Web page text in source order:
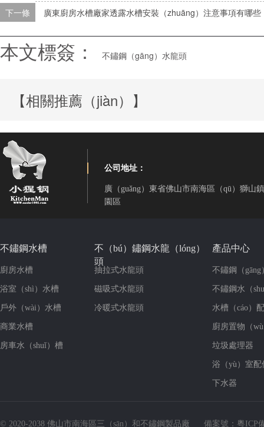
下一條
廣東廚房水槽廠家透露水槽安裝（zhuāng）注意事項有哪些
本文標簽： 不鏽鋼（gāng）水龍頭
【相關推薦（jiàn）】
公司地址：
廣（guǎng）東省佛山市南海區（qū）獅山
園區
不鏽鋼水槽
廚房水槽
浴室（shì）水槽
戶外（wài）水槽
商業水槽
房車水（shuǐ）槽
不（bú）鏽鋼水龍（lóng）
頭
抽拉式水龍頭
磁吸式水龍頭
冷暖式水龍頭
產品中心
不鏽鋼（gāng
不鏽鋼水（
水槽（cáo）
廚房置物（
垃圾處理器
浴（yù）室配
下水器
© 2020-2038 佛山市南海區三（sān）和不鏽鋼製品廠 備案號： 粵ICP